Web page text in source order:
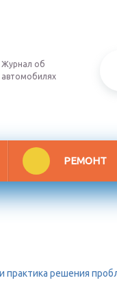
Журнал об
автомобилях
РЕМОНТ
практика решения